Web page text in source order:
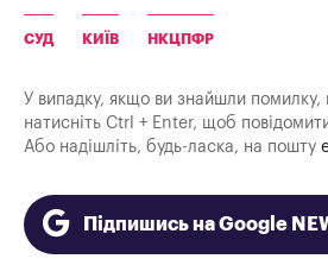
СУД КИЇВ НКЦПФР
У випадку, якщо ви знайшли помилку,
натисніть Ctrl + Enter, щоб
Або надішліть, будь-ласка, на пошту
Підпишись на Google